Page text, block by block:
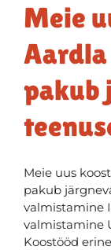
Meie
pakub
Meie uus
pakub
valmistamine
valmistamine
Koostööd